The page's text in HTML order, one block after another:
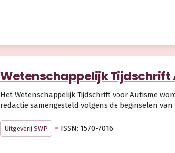
Wetenschappelijk Tijdschrift
Het Wetenschappelijk Tijdschrift voor Autisme
redactie samengesteld volgens de beginselen
Uitgeverij SWP ISSN: 1570-7016